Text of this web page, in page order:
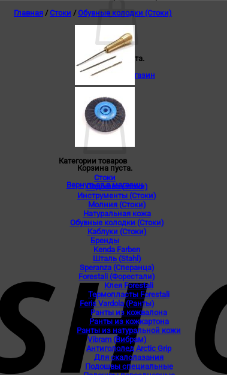
Корзина пуста.
Вернуться в магазин
Корзина
Корзина пуста.
Вернуться в магазин
Главная / Стоки / Обувные колодки (Стоки)
Категории товаров
Стоки
Подошва (стоки)
Инструменты (Стоки)
Молния (Стоки)
Натуральная кожа
Обувные колодки (Стоки)
Каблуки (Стоки)
Бренды
Kenda Farben
Шталь (Stahl)
Speranza (Сперанца)
Forestali (Форестали)
Клея Forestali
Термопласты Forestali
Feris Vardola (Ранты)
Ранты из кожвалона
Ранты из кожкартона
Ранты из натуральной кожи
Vibram (Вибрам)
Антигололед Arctic Grip
Для скалолазания
Подошвы специальные